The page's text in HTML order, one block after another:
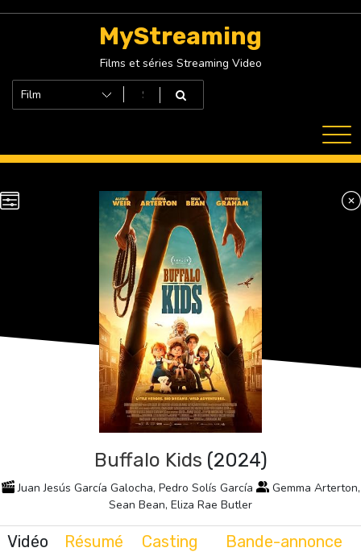
MyStreaming
Films et séries Streaming Video
Buffalo Kids (2024)
Juan Jesús García Galocha, Pedro Solís García
Gemma Arterton,
Sean Bean, Eliza Rae Butler
Vidéo Résumé Casting Bande-annonce